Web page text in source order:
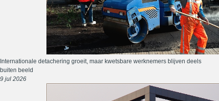
Internationale detachering groeit, maar kwetsbare werknemers blijven deels
buiten beeld
9 jul 2026